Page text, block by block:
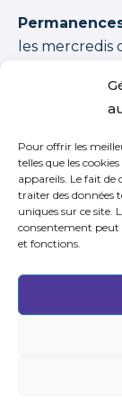
Pour offrir les
telles que les
appareils. Le fait de
traiter des données
uniques sur ce site.
consentement peut
et fonctions.
les mercredis
1350
+ journées
©2026 -